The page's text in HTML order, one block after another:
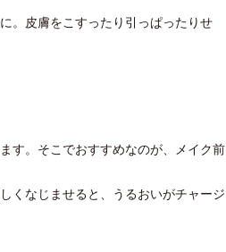
。皮膚をこすったり引っぱったりせ
す。そこでおすすめなのが、メイク前
くなじませると、うるおいがチャージ